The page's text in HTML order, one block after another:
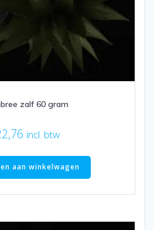
zalf 60 gram
incl. btw
aan winkelwagen